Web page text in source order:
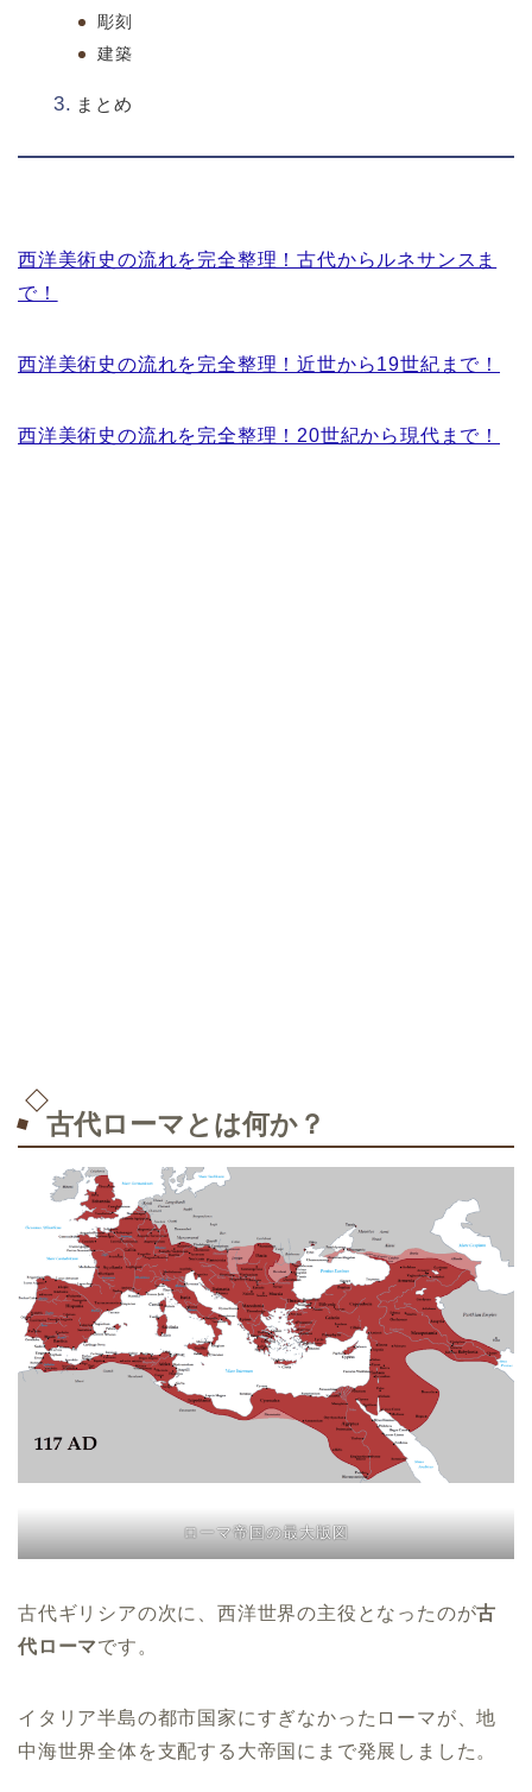
彫刻
建築
まとめ
西洋美術史の流れを完全整理！古代からルネサンスま
で！
西洋美術史の流れを完全整理！近世から19世紀まで！
西洋美術史の流れを完全整理！20世紀から現代まで！
古代ローマとは何か？
ローマ帝国の最大版図
古代ギリシアの次に、西洋世界の主役となったのが古
代ローマです。
イタリア半島の都市国家にすぎなかったローマが、地
中海世界全体を支配する大帝国にまで発展しました。